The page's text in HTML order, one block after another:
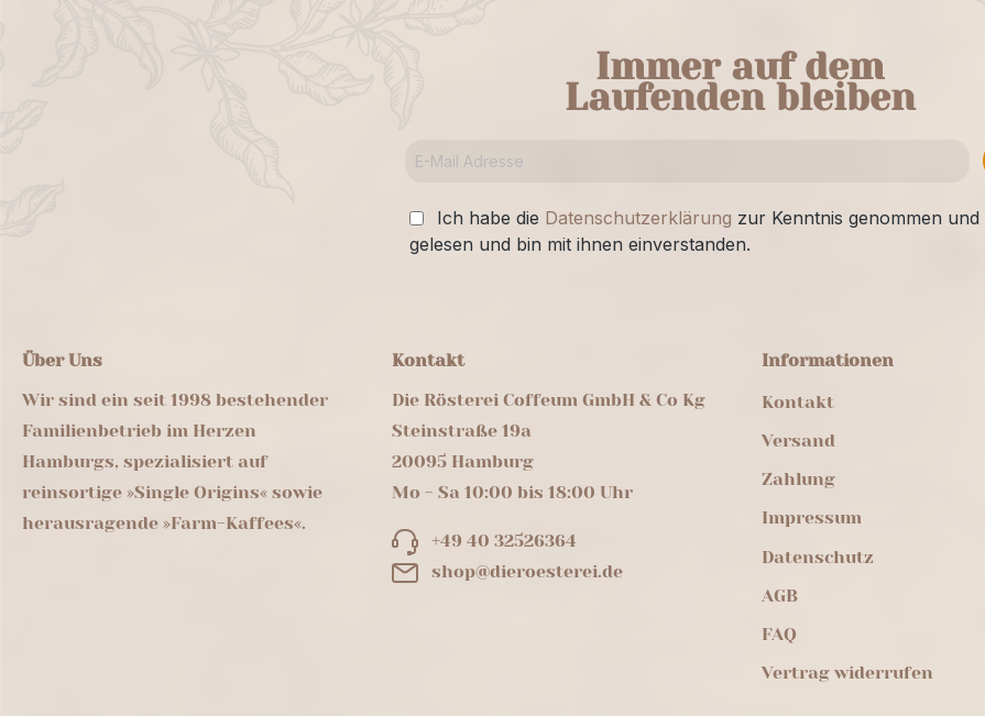
Immer auf dem
Laufenden bleiben
Ich habe die Datenschutzerklärung zur Kenntnis genommen und
gelesen und bin mit ihnen einverstanden.
Über Uns
Wir sind ein seit 1998 bestehender
Familienbetrieb im Herzen
Hamburgs, spezialisiert auf
reinsortige »Single Origins« sowie
herausragende »Farm-Kaffees«.
Kontakt
Die Rösterei Coffeum GmbH & Co Kg
Steinstraße 19a
20095 Hamburg
Mo - Sa 10:00 bis 18:00 Uhr
+49 40 32526364
shop@dieroesterei.de
Informationen
Kontakt
Versand
Zahlung
Impressum
Datenschutz
AGB
FAQ
Vertrag widerrufen